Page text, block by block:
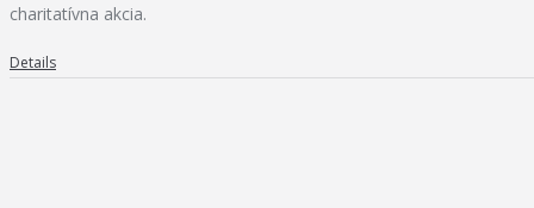
charitatívna akcia.
Details